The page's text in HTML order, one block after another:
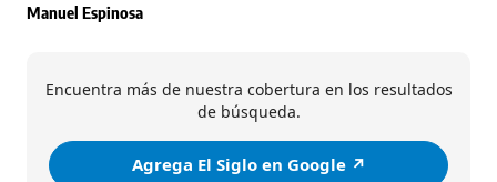
Manuel Espinosa
Encuentra más de nuestra cobertura en los resultados
de búsqueda.
Agrega El Siglo en Google ↗️